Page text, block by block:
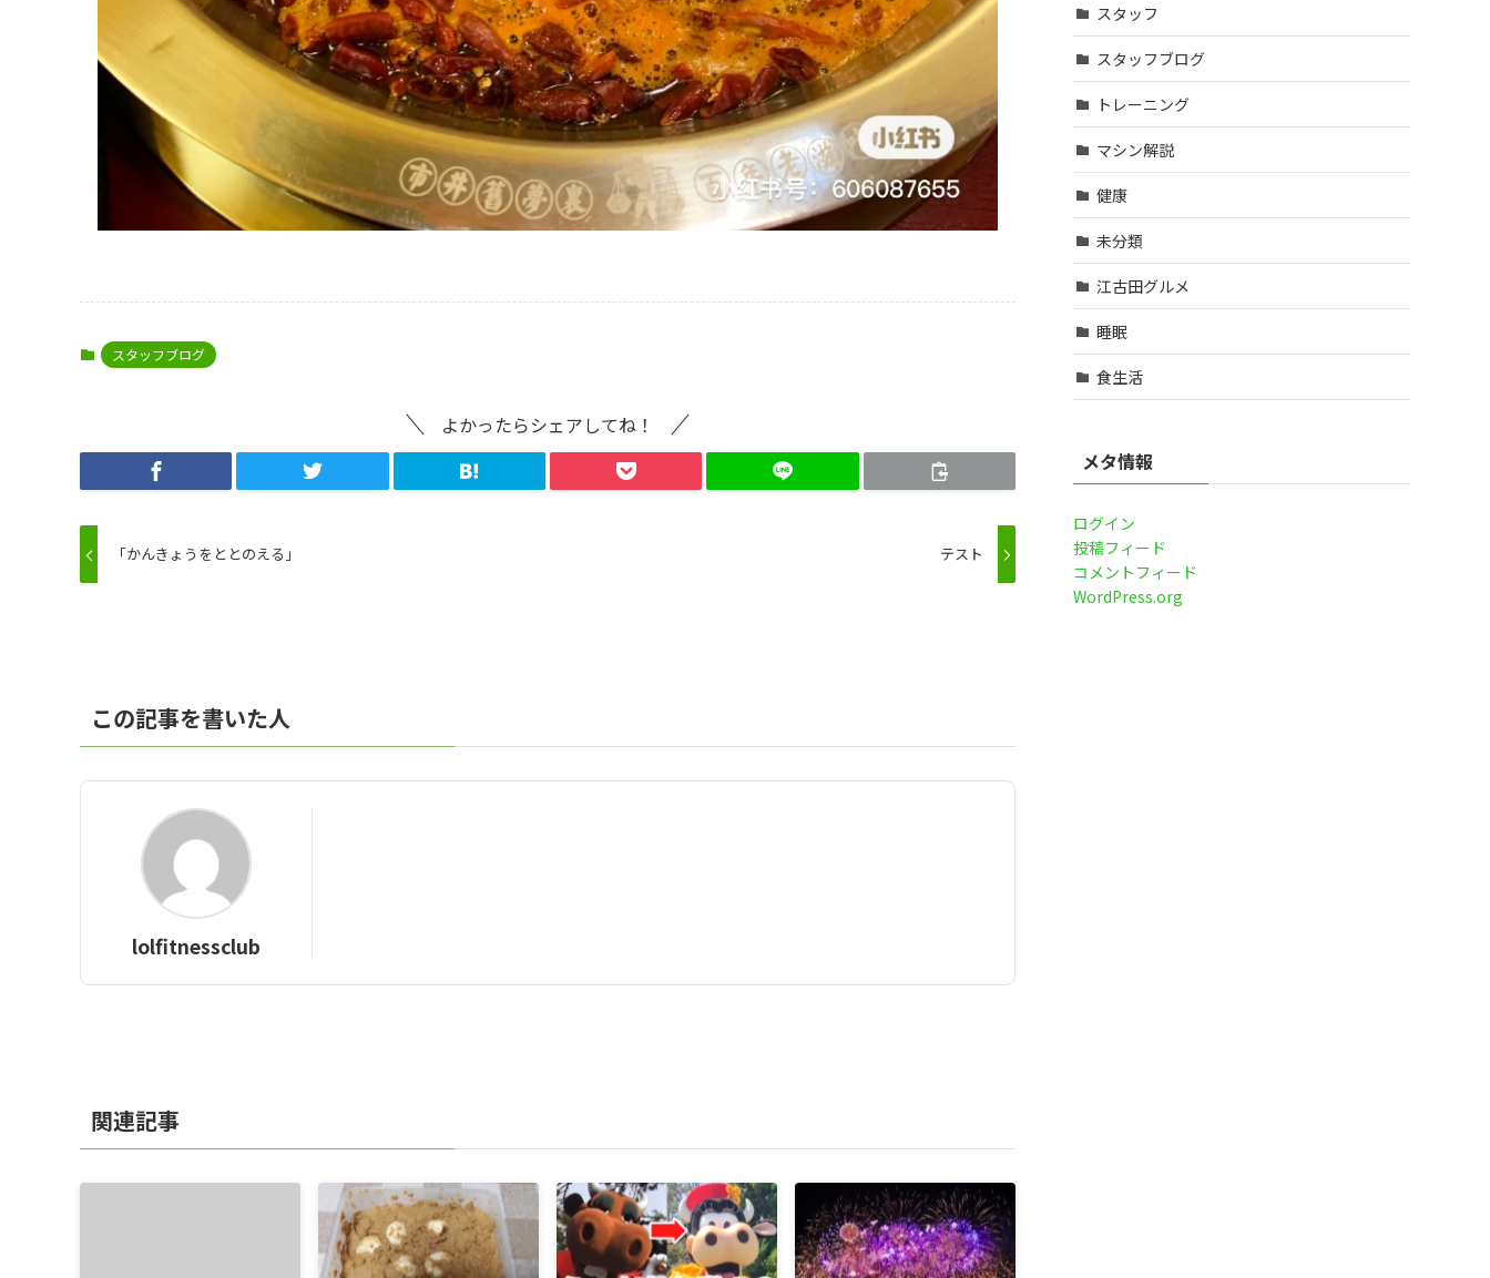
スタッフブログ
よかったらシェアしてね！
「かんきょうをととのえる」 テスト
この記事を書いた人
lolfitnessclub
関連記事
スタッフ
スタッフブログ
トレーニング
マシン解説
健康
未分類
江古田グルメ
睡眠
食生活
メタ情報
ログイン
投稿フィード
コメントフィード
WordPress.org